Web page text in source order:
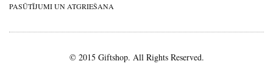
PASŪTĪJUMI UN ATGRIEŠANA
© 2015 Giftshop. All Rights Reserved.